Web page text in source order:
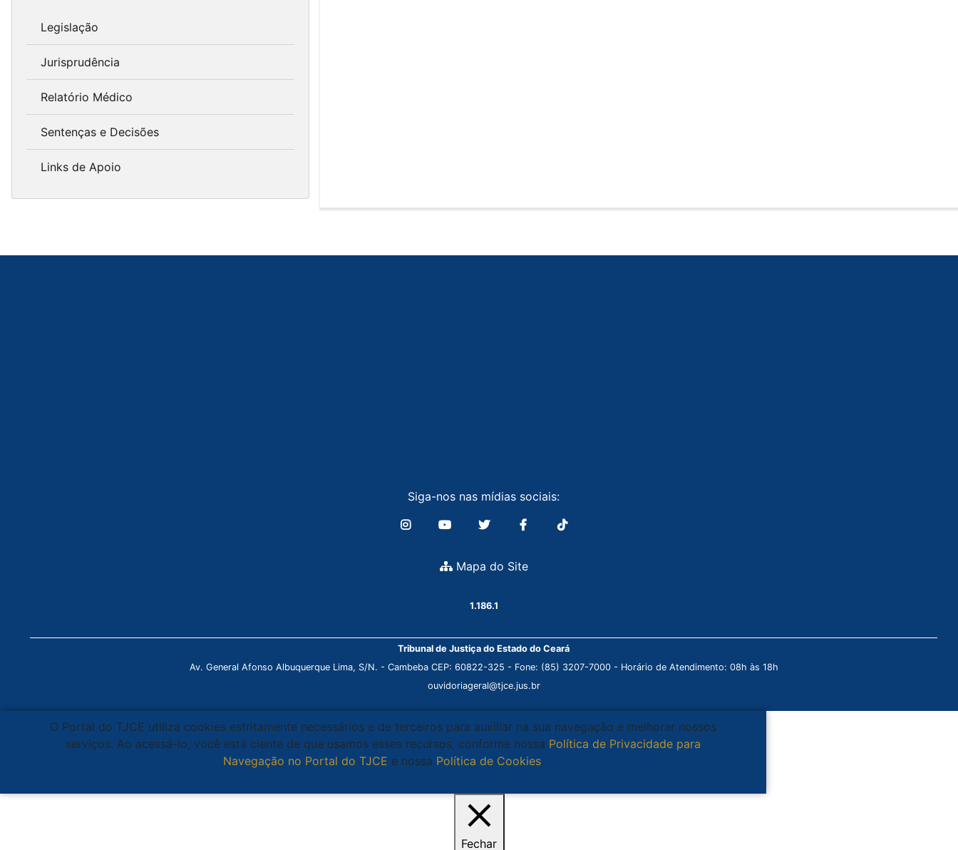
Legislação
Jurisprudência
Relatório Médico
Sentenças e Decisões
Links de Apoio
Siga-nos nas mídias sociais:
Mapa do Site
1.186.1
Tribunal de Justiça do Estado do Ceará
Av. General Afonso Albuquerque Lima, S/N. - Cambeba CEP: 60822-325 - Fone: (85) 3207-7000 - Horário de Atendimento: 08h às 18h
ouvidoriageral@tjce.jus.br
O Portal do TJCE utiliza cookies estritamente necessários e de terceiros para auxiliar na sua navegação e melhorar nossos
serviços. Ao acessá-lo, você está ciente de que usamos esses recursos, conforme nossa Política de Privacidade para
Navegação no Portal do TJCE e nossa Política de Cookies.
Fechar